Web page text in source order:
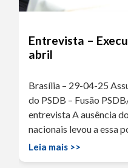
Entrevista –
abril
Brasília – 29-04-25
do PSDB – Fusão
entrevista A ausência
nacionais levou a essa
Leia mais >>